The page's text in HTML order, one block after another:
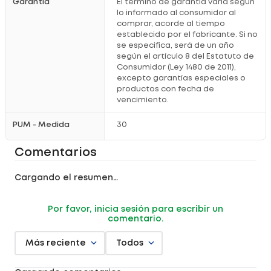
antes de la aplicación.
suavemente hasta su total absorción.
Úsalo por la mañana y/o nochepara potenciar sus beneficios
antioxidantes y reafirmantes.
¡Dale a tu piel la luminosidad y firmeza que merece con
Registro Sanitario: NSOC14803-22CO
Garantía
El término de garantía varía según
lo informado al consumidor al
comprar, acorde al tiempo
establecido por el fabricante. Si no
se especifica, será de un año
según el artículo 8 del Estatuto de
Consumidor (Ley 1480 de 2011),
excepto garantías especiales o
productos con fecha de
vencimiento.
PUM - Medida 30
Comentarios
Cargando el resumen…
Por favor, inicia sesión para escribir un
comentario.
Más reciente Todos